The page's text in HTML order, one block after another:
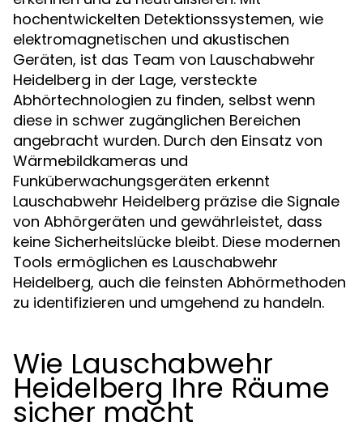
hochentwickelten Detektionssystemen, wie
elektromagnetischen und akustischen
Geräten, ist das Team von Lauschabwehr
Heidelberg in der Lage, versteckte
Abhörtechnologien zu finden, selbst wenn
diese in schwer zugänglichen Bereichen
angebracht wurden. Durch den Einsatz von
Wärmebildkameras und
Funküberwachungsgeräten erkennt
Lauschabwehr Heidelberg präzise die Signale
von Abhörgeräten und gewährleistet, dass
keine Sicherheitslücke bleibt. Diese modernen
Tools ermöglichen es Lauschabwehr
Heidelberg, auch die feinsten Abhörmethoden
zu identifizieren und umgehend zu handeln.
Wie Lauschabwehr
Heidelberg Ihre Räume
sicher macht